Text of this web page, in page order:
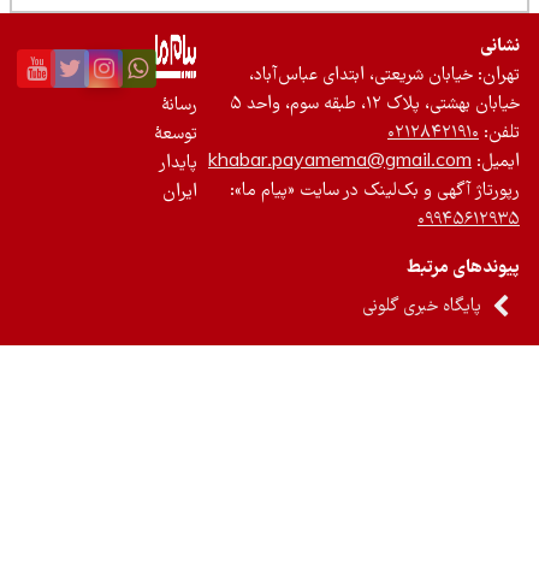
خیابان شریعتی، ابتدای عباس‌آباد،
بهشتی، پلاک ۱۲، طبقه سوم، واحد ۵
۰۲۱۲۸۴۲۱۹۱۰
khabar.payamema@gmail.com
آگهی و بک‌لینک در سایت «پیام ما»:
مرتبط
پایگاه خبری گلونی
رسانۀ
توسعۀ
پایدار
ایران